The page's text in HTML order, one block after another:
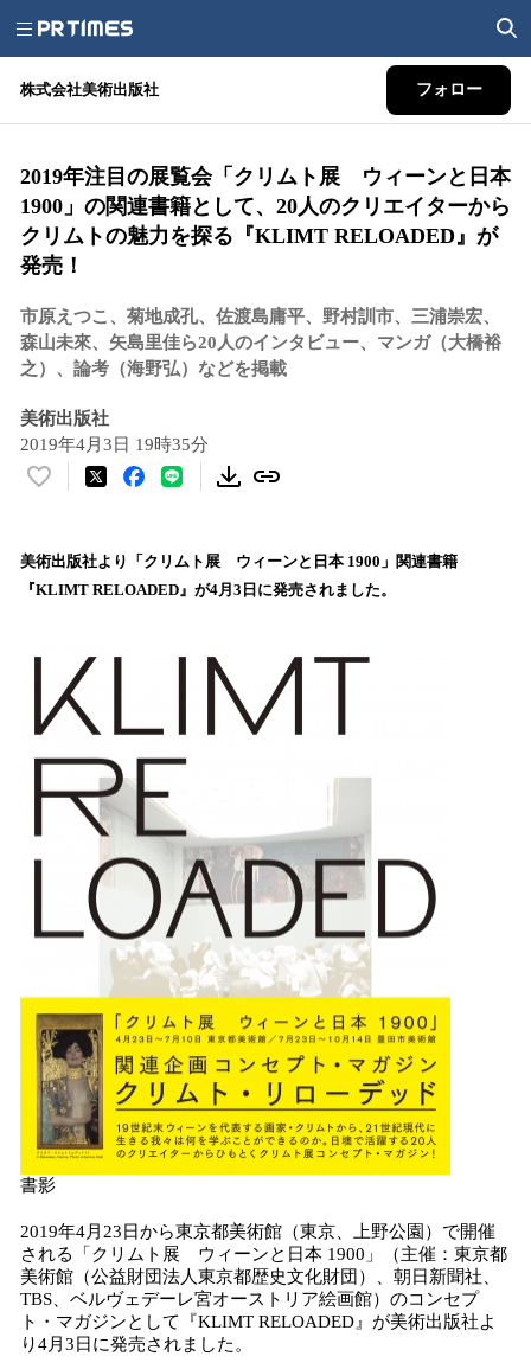
株式会社美術出版社 フォロー
2019年注目の展覧会「クリムト展 ウィーンと日本
1900」の関連書籍として、20人のクリエイターから
クリムトの魅力を探る『KLIMT RELOADED』が
発売！
市原えつこ、菊地成孔、佐渡島庸平、野村訓市、三浦崇宏、
森山未來、矢島里佳ら20人のインタビュー、マンガ（大橋裕
之）、論考（海野弘）などを掲載
美術出版社
2019年4月3日 19時35分
い
！
数
み
み
中
で
す
美術出版社より「クリムト展 ウィーンと日本 1900」関連書籍
『KLIMT RELOADED』が4月3日に発売されました。
書影
2019年4月23日から東京都美術館（東京、上野公園）で開催
される「クリムト展 ウィーンと日本 1900」（主催：東京都
美術館（公益財団法人東京都歴史文化財団）、朝日新聞社、
TBS、ベルヴェデーレ宮オーストリア絵画館）のコンセプ
ト・マガジンとして『KLIMT RELOADED』が美術出版社よ
り4月3日に発売されました。